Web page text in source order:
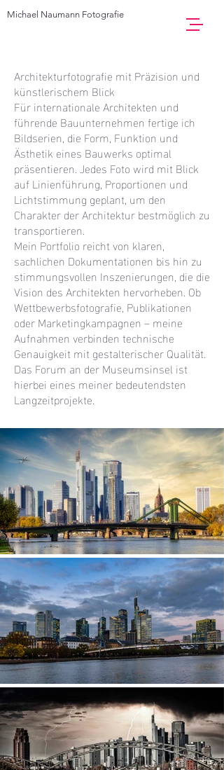
Michael Naumann Fotografie
Architekturfotografie mit Präzision und
künstlerischem Blick
Für internationale Architekten und
führende Bauunternehmen fertige ich
Bildserien, die Form, Funktion und
Ästhetik eines Bauwerks optimal
präsentieren. Jedes Foto wird mit Blick
auf Linienführung, Proportionen und
Lichtstimmung geplant, um den
Charakter der Architektur bestmöglich zu
transportieren.
Mein Portfolio reicht von klaren,
sachlichen Dokumentationen bis hin zu
stimmungsvollen Inszenierungen, die die
Vision des Architekten hervorheben. Ob
Wettbewerbsfotografie, Publikationen
oder Marketingkampagnen – meine
Aufnahmen verbinden technische
Genauigkeit mit gestalterischer Qualität.
Das Forum an der Museumsinsel ist
hierbei eines meiner bedeutendsten
Langzeitprojekte.